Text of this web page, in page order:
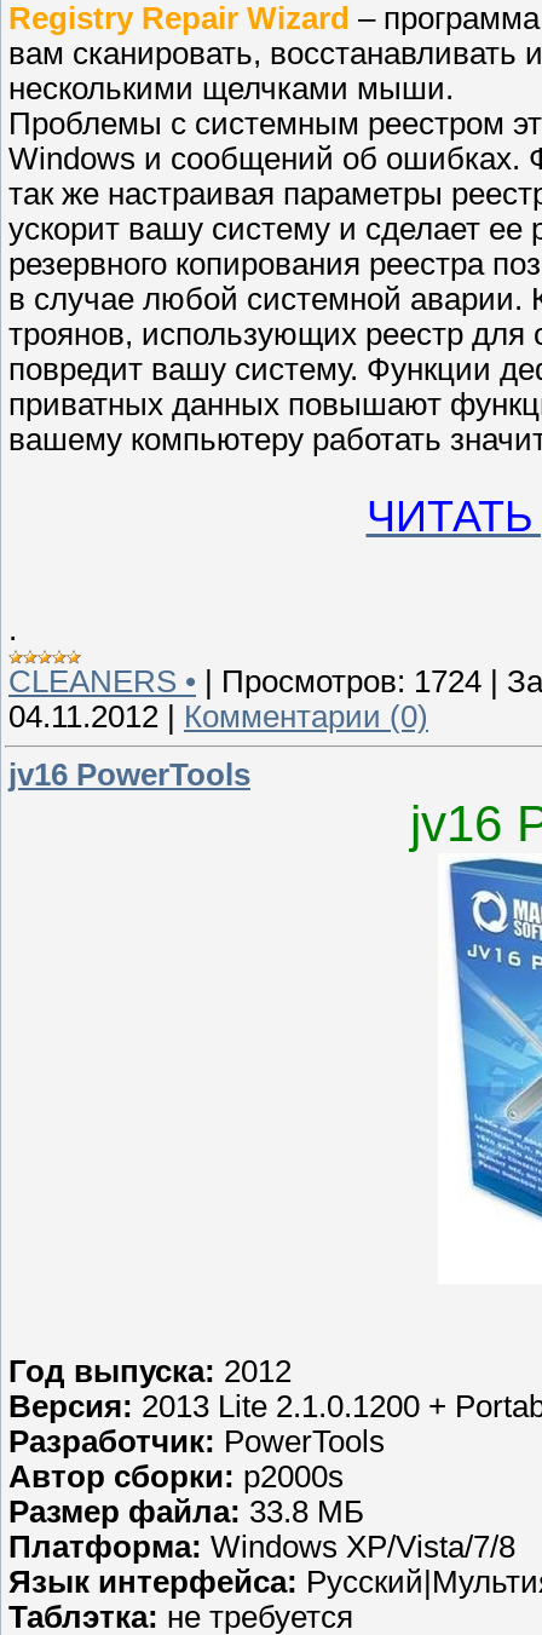
Registry Repair Wizard –
вам сканировать,
несколькими щелчками мыши.
Проблемы с системным реестром
Windows и сообщений об ошибках.
так же настраивая параметры
ускорит вашу систему и сделает ее
резервного копирования реестра
в случае любой системной аварии.
троянов, использующих реестр для
повредит вашу систему. Функции
приватных данных повышают
вашему компьютеру работать
.
CLEANERS •
Просмотров: 1724
04.11.2012
Комментарии (0)
jv16 PowerTools
jv16
Год выпуска: 2012
Версия: 2013 Lite 2.1.0.1200 +
Разработчик: PowerTools
Автор сборки: p2000s
Размер файла: 33.8 МБ
Платформа: Windows XP/Vista/7/8
Язык интерфейса:
Таблэтка: не требуется